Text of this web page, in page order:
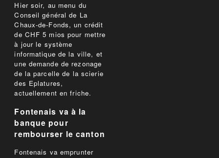
Hier soir, au menu du
Conseil général de La
Chaux-de-Fonds, un crédit
de CHF 5 mios pour mettre
à jour le système
informatique de la ville, et
une demande de rezonage
de la parcelle de la scierie
des Eplatures,
actuellement en friche.
Fontenais va à la
banque pour
rembourser le canton
Fontenais va emprunter